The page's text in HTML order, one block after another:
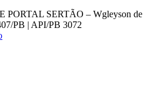
PORTAL SERTÃO – Wgleyson de
PB | API/PB 3072